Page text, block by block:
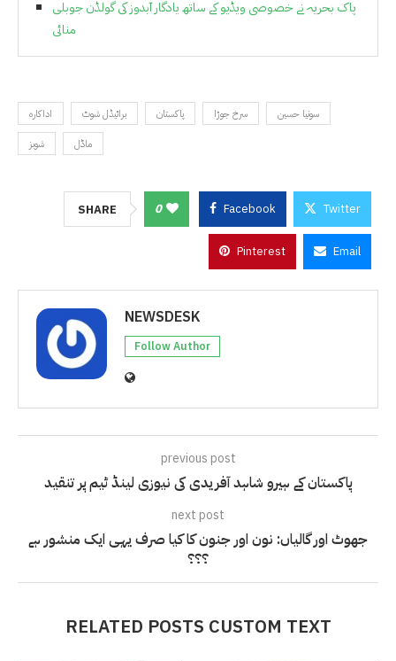
پاک بحریہ نے خصوصی ویڈیو کے ساتھ یادگار آبدوز کی گولڈن جوبلی
منائی
اداکارہ برائیڈل شوٹ پاکستان سرخ جوڑا
سونیا حسین
شوبز
ماڈل
SHARE 0 Facebook Twitter
Pinterest Email
NEWSDESK
Follow Author
previous post
پاکستان کے ہیرو شاہد آفریدی کی نیوزی لینڈ ٹیم پر تنقید
next post
جھوٹ اور گالیاں: نون اور جنون کا کیا صرف یہی ایک منشور ہے
؟؟؟
RELATED POSTS CUSTOM TEXT